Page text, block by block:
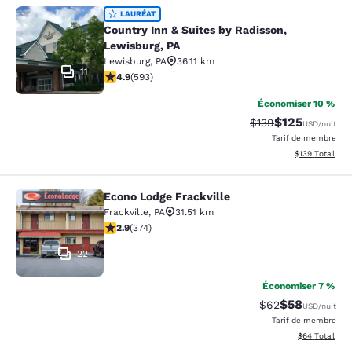
Country Inn & Suites by Radisson,
11
LAURÉAT
Country Inn & Suites by Radisson,
Lewisburg, PA
Lewisburg, PA
36.11 km
4.94 étoiles. Exceptionnel. 593 commentaires
4.9(593)
Économiser 10 %
Tarif barré :
$139Tarif réduit :
$125USD/nuit
Tarif de membre
Afficher les
$139 Total
Econo Lodge Frackville
22
Econo Lodge Frackville
Frackville, PA
31.51 km
2.86 étoiles. Moyen. 374 commentaires
2.9(374)
Économiser 7 %
Tarif barré :
$62Tarif réduit :
$58USD/nuit
Tarif de membre
Afficher les
$64 Total